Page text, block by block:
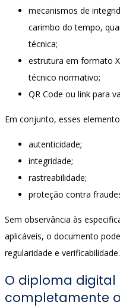
mecanismos de
carimbo do tempo,
técnica;
estrutura em formato
técnico normativo;
QR Code ou link para
Em conjunto, esses
autenticidade;
integridade;
rastreabilidade;
proteção contra
Sem observância às
aplicáveis, o documento
regularidade e verificabilidade.
O diploma digital
completamente